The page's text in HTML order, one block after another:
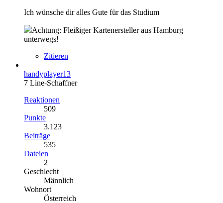
Ich wünsche dir alles Gute für das Studium
Achtung: Fleißiger Kartenersteller aus Hamburg
unterwegs!
Zitieren
handyplayer13
7 Line-Schaffner
Reaktionen
509
Punkte
3.123
Beiträge
535
Dateien
2
Geschlecht
Männlich
Wohnort
Österreich